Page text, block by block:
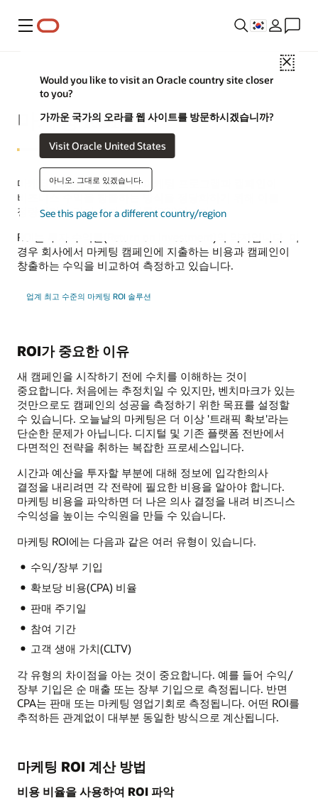
메뉴
Close
Would you like to visit an Oracle country site closer
to you?
가까운 국가의 오라클 웹 사이트를 방문하시겠습니까?
Visit Oracle United States
아니오. 그대로 있겠습니다.
See this page for a different country/region
마케팅 ROI란?
마케팅 ROI란? 마케팅에서 마케팅 프로그램과 캠페인이
비즈니스 수익을 창출하는 방식을 정당화하기 위해 이를
정량화하는 것이 투자 수익률(ROI)입니다.
ROI는 투자 수익률(Return on Investment)의 약자입니다. 이
경우 회사에서 마케팅 캠페인에 지출하는 비용과 캠페인이
창출하는 수익을 비교하여 측정하고 있습니다.
업계 최고 수준의 마케팅 ROI 솔루션
ROI가 중요한 이유
새 캠페인을 시작하기 전에 수치를 이해하는 것이
중요합니다. 처음에는 추정치일 수 있지만, 벤치마크가 있는
것만으로도 캠페인의 성공을 측정하기 위한 목표를 설정할
수 있습니다. 오늘날의 마케팅은 더 이상 '트래픽 확보'라는
단순한 문제가 아닙니다. 디지털 및 기존 플랫폼 전반에서
다면적인 전략을 취하는 복잡한 프로세스입니다.
시간과 예산을 투자할 부분에 대해 정보에 입각한의사
결정을 내리려면 각 전략에 필요한 비용을 알아야 합니다.
마케팅 비용을 파악하면 더 나은 의사 결정을 내려 비즈니스
수익성을 높이는 수익원을 만들 수 있습니다.
마케팅 ROI에는 다음과 같은 여러 유형이 있습니다.
수익/장부 기입
확보당 비용(CPA) 비율
판매 주기일
참여 기간
고객 생애 가치(CLTV)
각 유형의 차이점을 아는 것이 중요합니다. 예를 들어 수익/
장부 기입은 순 매출 또는 장부 기입으로 측정됩니다. 반면
CPA는 판매 또는 마케팅 영업기회로 측정됩니다. 어떤 ROI를
추적하든 관계없이 대부분 동일한 방식으로 계산됩니다.
마케팅 ROI 계산 방법
비용 비율을 사용하여 ROI 파악